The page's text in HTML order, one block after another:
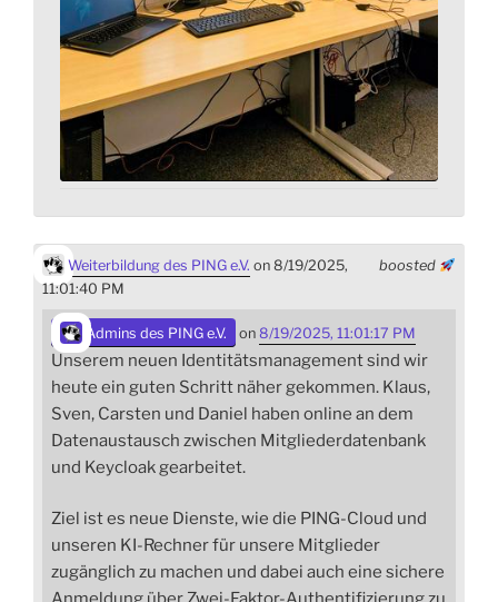
boosted
Weiterbildung des PING e.V. on 8/19/2025,
11:01:40 PM
Admins des PING e.V. on 8/19/2025, 11:01:17 PM
Unserem neuen Identitätsmanagement sind wir
heute ein guten Schritt näher gekommen. Klaus,
Sven, Carsten und Daniel haben online an dem
Datenaustausch zwischen Mitgliederdatenbank
und Keycloak gearbeitet.
Ziel ist es neue Dienste, wie die PING-Cloud und
unseren KI-Rechner für unsere Mitglieder
zugänglich zu machen und dabei auch eine sichere